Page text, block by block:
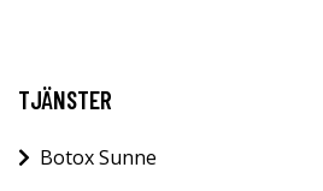
TJÄNSTER
Botox Sunne